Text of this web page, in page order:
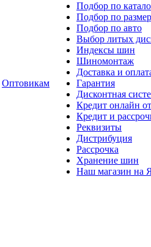
Оптовикам
Подбор по
Подбор по
Подбор по авто
Выбор литых
Индексы шин
Шиномонтаж
Доставка и
Гарантия
Дисконтная
Кредит онлайн
Кредит и
Реквизиты
Дистрибуция
Рассрочка
Хранение шин
Наш магазин на